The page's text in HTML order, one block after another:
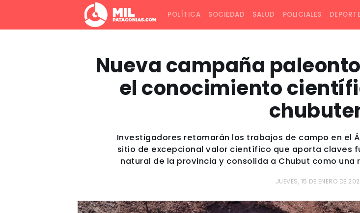
POLÍTICA SOCIEDAD SALUD POLICIALES
Nueva campaña
el conocimiento
Investigadores retomarán los trabajos de campo en el
sitio de excepcional valor científico que aporta claves
natural de la provincia y consolida a Chubut como
JUEVES, 15 DE ENERO DE